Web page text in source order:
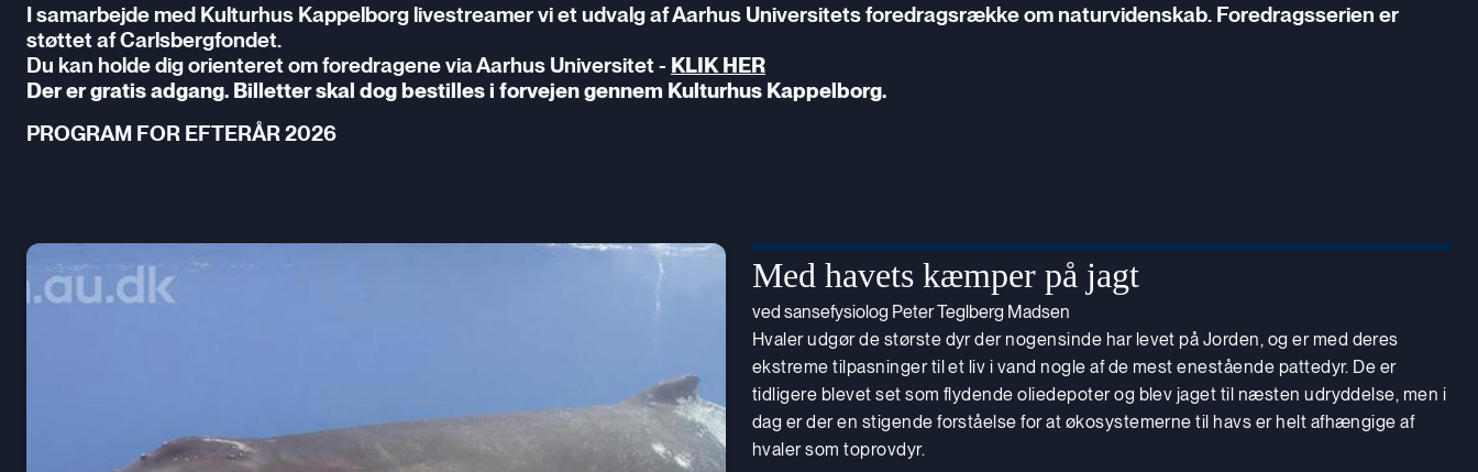
I samarbejde med Kulturhus Kappelborg livestreamer vi et udvalg af Aarhus Universitets foredragsrække om naturvidenskab. Foredragsserien er
støttet af Carlsbergfondet.
Du kan holde dig orienteret om foredragene via Aarhus Universitet - KLIK HER
Der er gratis adgang. Billetter skal dog bestilles i forvejen gennem Kulturhus Kappelborg.
PROGRAM FOR EFTERÅR 2026
Med havets kæmper på jagt
ved sansefysiolog Peter Teglberg Madsen
Hvaler udgør de største dyr der nogensinde har levet på Jorden, og er med deres
ekstreme tilpasninger til et liv i vand nogle af de mest enestående pattedyr. De er
tidligere blevet set som flydende oliedepoter og blev jaget til næsten udryddelse, men i
dag er der en stigende forståelse for at økosystemerne til havs er helt afhængige af
hvaler som toprovdyr.